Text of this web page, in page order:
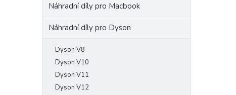
Náhradní díly pro Macbook
Náhradní díly pro Dyson
Dyson V8
Dyson V10
Dyson V11
Dyson V12